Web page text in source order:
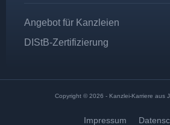
Angebot für Kanzleien
DIStB-Zertifizierung
Copyright © 2026 - Kanzlei-Karriere aus
Impressum